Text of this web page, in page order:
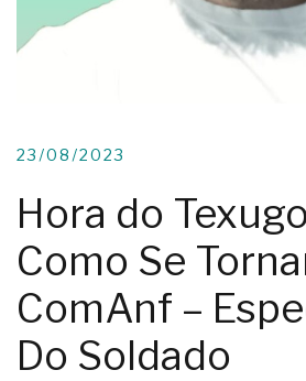
23/08/2023
Hora do
Como Se
ComAnf –
Do Soldado